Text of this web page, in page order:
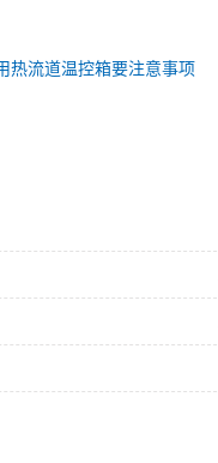
热流道温控箱要注意事项